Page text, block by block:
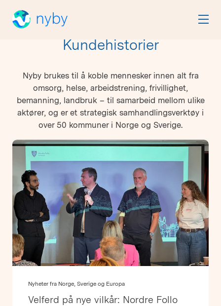
Kundehistorier
Nyby brukes til å koble mennesker innen alt fra
omsorg, helse, arbeidstrening, frivillighet,
bemanning, landbruk – til samarbeid mellom ulike
aktører, og er et strategisk samhandlingsverktøy i
over 50 kommuner i Norge og Sverige.
Viser
Nyheter fra Norge, Sverige og Europa
Velferd på nye vilkår: Nordre Follo